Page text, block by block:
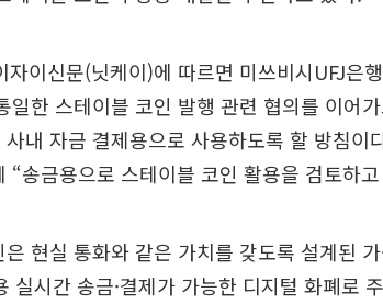
자이신문(닛케이)에 따르면 미쓰비시UFJ은
일한 스테이블 코인 발행 관련 협의를 이어
내 자금 결제용으로 사용하도록 할 방침이
“송금용으로 스테이블 코인 활용을 검토하
은 현실 통화와 같은 가치를 갖도록 설계된
실시간 송금·결제가 가능한 디지털 화폐로